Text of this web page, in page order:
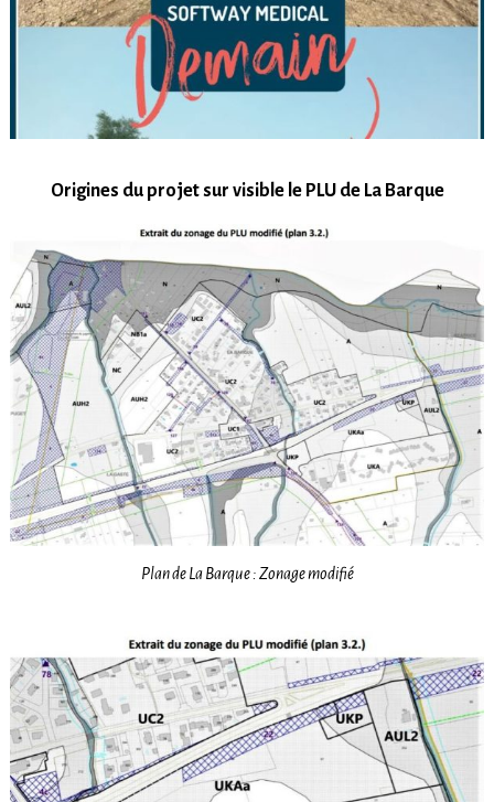
Origines du projet sur visible le PLU de La Barque
Plan de La Barque : Zonage modifié